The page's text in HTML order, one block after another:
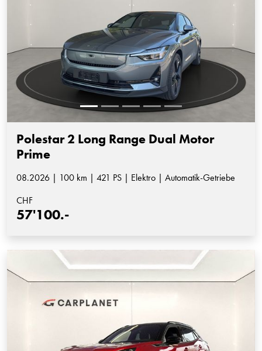
Polestar 2 Long Range Dual Motor
Prime
08.2026 | 100 km | 421 PS | Elektro | Automatik-Getriebe
CHF
57'100.-